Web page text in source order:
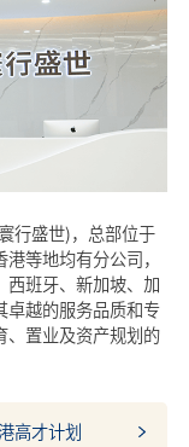
行盛世)，总部位于
等地均有分公司，
西班牙、新加坡、加
卓越的服务品质和专
、置业及资产规划的
高才计划